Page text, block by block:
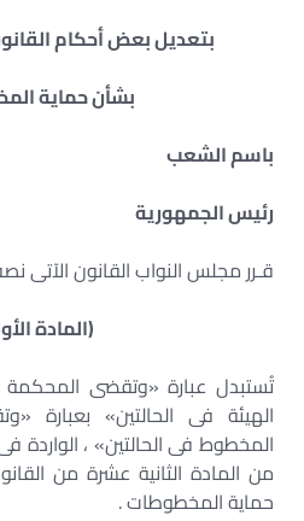
بتعديل بعض أحكام القانون رقم ٨
بشأن حماية
باسم الشعب
رئيس الجمهورية
قـرر مجلس النواب القانون الآتى
(المادة
تُستبدل عبارة «وتقضى
الهيئة فى الحالتين» بعبارة
حماية المخطوطات .